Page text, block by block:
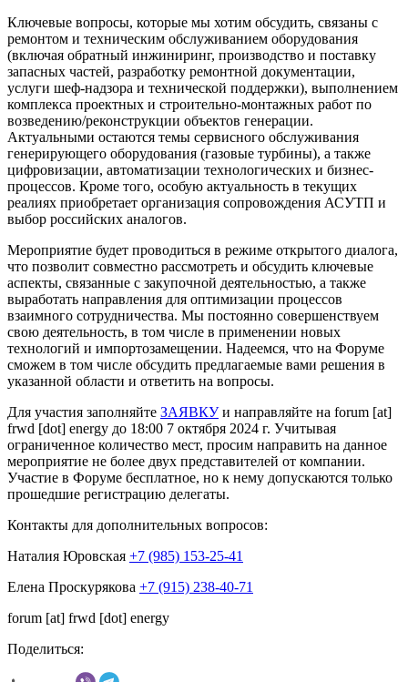
Ключевые вопросы, которые мы хотим обсудить, связаны с
ремонтом и техническим обслуживанием оборудования
(включая обратный инжиниринг, производство и поставку
запасных частей, разработку ремонтной документации,
услуги шеф-надзора и технической поддержки), выполнением
комплекса проектных и строительно-монтажных работ по
возведению/реконструкции объектов генерации.
Актуальными остаются темы сервисного обслуживания
генерирующего оборудования (газовые турбины), а также
цифровизации, автоматизации технологических и бизнес-
процессов. Кроме того, особую актуальность в текущих
реалиях приобретает организация сопровождения АСУТП и
выбор российских аналогов.
Мероприятие будет проводиться в режиме открытого диалога,
что позволит совместно рассмотреть и обсудить ключевые
аспекты, связанные с закупочной деятельностью, а также
выработать направления для оптимизации процессов
взаимного сотрудничества. Мы постоянно совершенствуем
свою деятельность, в том числе в применении новых
технологий и импортозамещении. Надеемся, что на Форуме
сможем в том числе обсудить предлагаемые вами решения в
указанной области и ответить на вопросы.
Для участия заполняйте ЗАЯВКУи направляйте на forum [at]
frwd [dot] energy до 18:00 7 октября 2024 г. Учитывая
ограниченное количество мест, просим направить на данное
мероприятие не более двух представителей от компании.
Участие в Форуме бесплатное, но к нему допускаются только
прошедшие регистрацию делегаты.
Контакты для дополнительных вопросов:
Наталия Юровская +7 (985) 153-25-41
Елена Проскурякова +7 (915) 238-40-71
forum [at] frwd [dot] energy
Поделиться: